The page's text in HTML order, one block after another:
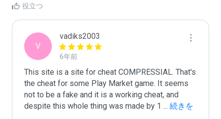
役立つ
V
vadiks2003
6年前
This site is a site for cheat COMPRESSIAL. That's
the cheat for some Play Market game. It seems
not to be a fake and it is a working cheat, and
despite this whole thing was made by 1 ... 続きを